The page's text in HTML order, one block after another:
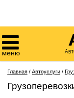

меню
Главная / Автоуслуги /